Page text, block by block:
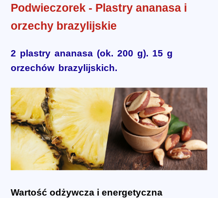
Podwieczorek - Plastry ananasa i
orzechy brazylijskie
2 plastry ananasa (ok. 200 g). 15 g
orzechów brazylijskich.
Wartość odżywcza i energetyczna